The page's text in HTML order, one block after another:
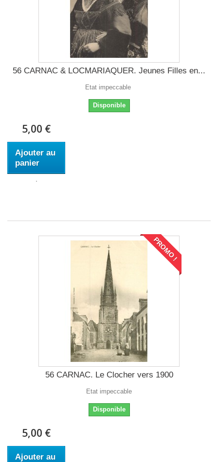
56 CARNAC & LOCMARIAQUER. Jeunes Filles en...
Etat impeccable
Disponible
5,00 €
Ajouter au
panier
PROMO !
56 CARNAC. Le Clocher vers 1900
Etat impeccable
Disponible
5,00 €
Ajouter au